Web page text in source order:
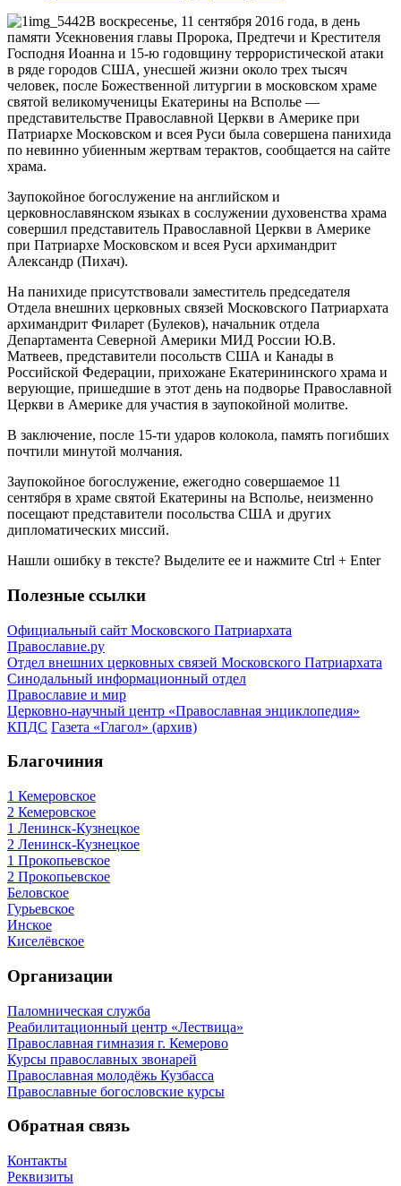
В воскресенье, 11 сентября 2016 года, в день
памяти Усекновения главы Пророка, Предтечи и Крестителя
Господня Иоанна и 15-ю годовщину террористической атаки
в ряде городов США, унесшей жизни около трех тысяч
человек, после Божественной литургии в московском храме
святой великомученицы Екатерины на Всполье —
представительстве Православной Церкви в Америке при
Патриархе Московском и всея Руси была совершена панихида
по невинно убиенным жертвам терактов, сообщается на сайте
храма.
Заупокойное богослужение на английском и
церковнославянском языках в сослужении духовенства храма
совершил представитель Православной Церкви в Америке
при Патриархе Московском и всея Руси архимандрит
Александр (Пихач).
На панихиде присутствовали заместитель председателя
Отдела внешних церковных связей Московского Патриархата
архимандрит Филарет (Булеков), начальник отдела
Департамента Северной Америки МИД России Ю.В.
Матвеев, представители посольств США и Канады в
Российской Федерации, прихожане Екатерининского храма и
верующие, пришедшие в этот день на подворье Православной
Церкви в Америке для участия в заупокойной молитве.
В заключение, после 15-ти ударов колокола, память погибших
почтили минутой молчания.
Заупокойное богослужение, ежегодно совершаемое 11
сентября в храме святой Екатерины на Всполье, неизменно
посещают представители посольства США и других
дипломатических миссий.
Нашли ошибку в тексте? Выделите ее и нажмите Ctrl + Enter
Полезные ссылки
Официальный сайт Московского Патриархата
Православие.ру
Отдел внешних церковных связей Московского Патриархата
Синодальный информационный отдел
Православие и мир
Церковно-научный центр «Православная энциклопедия»
КПДС Газета «Глагол» (архив)
Благочиния
1 Кемеровское
2 Кемеровское
1 Ленинск-Кузнецкое
2 Ленинск-Кузнецкое
1 Прокопьевское
2 Прокопьевское
Беловское
Гурьевское
Инское
Киселёвское
Организации
Паломническая служба
Реабилитационный центр «Лествица»
Православная гимназия г. Кемерово
Курсы православных звонарей
Православная молодёжь Кузбасса
Православные богословские курсы
Обратная связь
Контакты
Реквизиты